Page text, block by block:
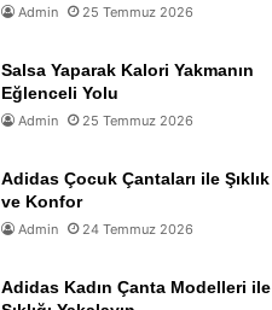
Admin 25 Temmuz 2026
Salsa Yaparak Kalori Yakmanın
Eğlenceli Yolu
Admin 25 Temmuz 2026
Adidas Çocuk Çantaları ile Şıklık
ve Konfor
Admin 24 Temmuz 2026
Adidas Kadın Çanta Modelleri ile